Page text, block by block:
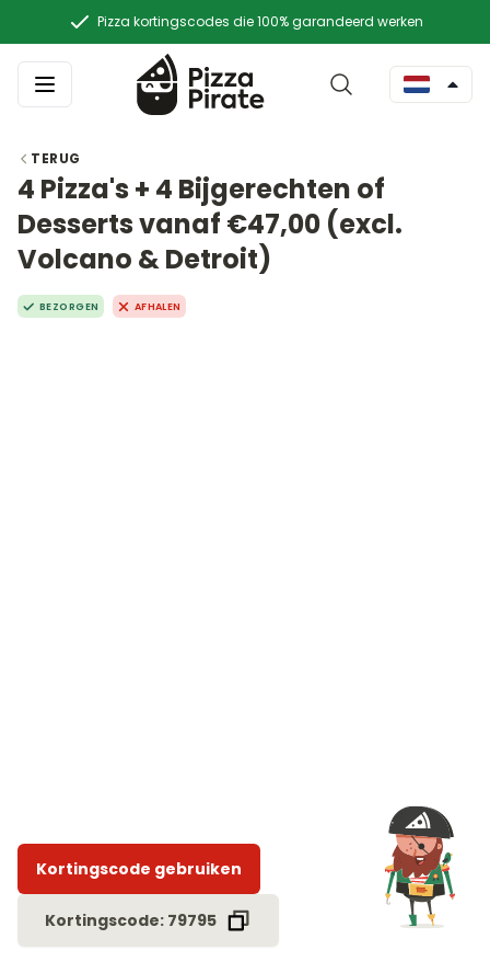
Pizza kortingscodes die 100% garandeerd werken
TERUG
4 Pizza's + 4 Bijgerechten of
Desserts vanaf €47,00 (excl.
Volcano & Detroit)
BEZORGEN AFHALEN
Kortingscode gebruiken
Kortingscode: 79795